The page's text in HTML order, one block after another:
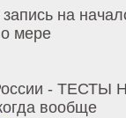
на
мере
- ТЕСТЫ
вообще